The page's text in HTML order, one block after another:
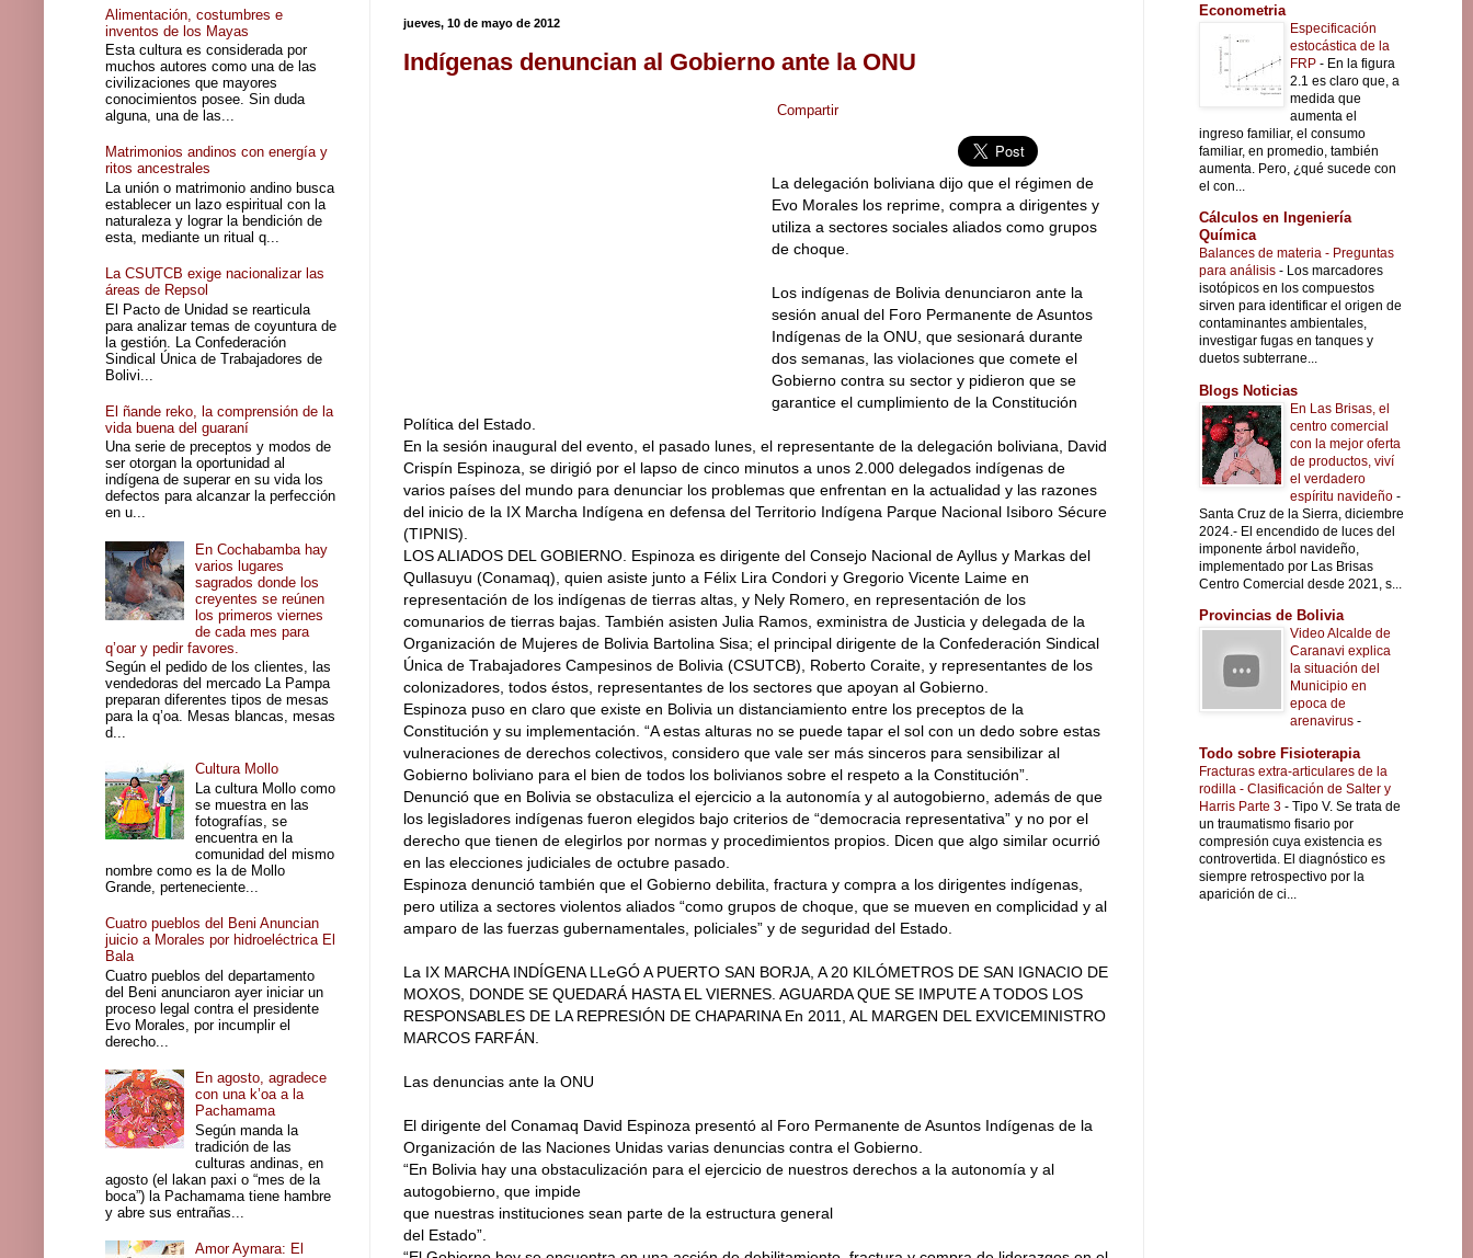
jueves, 10 de mayo de 2012
Indígenas denuncian al Gobierno ante la ONU
Compartir
La delegación boliviana dijo que el régimen de
Evo Morales los reprime, compra a dirigentes y
utiliza a sectores sociales aliados como grupos
de choque.
Los indígenas de Bolivia denunciaron ante la
sesión anual del Foro Permanente de Asuntos
Indígenas de la ONU, que sesionará durante
dos semanas, las violaciones que comete el
Gobierno contra su sector y pidieron que se
garantice el cumplimiento de la Constitución
Política del Estado.
En la sesión inaugural del evento, el pasado lunes, el representante de la delegación boliviana, David
Crispín Espinoza, se dirigió por el lapso de cinco minutos a unos 2.000 delegados indígenas de
varios países del mundo para denunciar los problemas que enfrentan en la actualidad y las razones
del inicio de la IX Marcha Indígena en defensa del Territorio Indígena Parque Nacional Isiboro Sécure
(TIPNIS).
LOS ALIADOS DEL GOBIERNO. Espinoza es dirigente del Consejo Nacional de Ayllus y Markas del
Qullasuyu (Conamaq), quien asiste junto a Félix Lira Condori y Gregorio Vicente Laime en
representación de los indígenas de tierras altas, y Nely Romero, en representación de los
comunarios de tierras bajas. También asisten Julia Ramos, exministra de Justicia y delegada de la
Organización de Mujeres de Bolivia Bartolina Sisa; el principal dirigente de la Confederación Sindical
Única de Trabajadores Campesinos de Bolivia (CSUTCB), Roberto Coraite, y representantes de los
colonizadores, todos éstos, representantes de los sectores que apoyan al Gobierno.
Espinoza puso en claro que existe en Bolivia un distanciamiento entre los preceptos de la
Constitución y su implementación. “A estas alturas no se puede tapar el sol con un dedo sobre estas
vulneraciones de derechos colectivos, considero que vale ser más sinceros para sensibilizar al
Gobierno boliviano para el bien de todos los bolivianos sobre el respeto a la Constitución”.
Denunció que en Bolivia se obstaculiza el ejercicio a la autonomía y al autogobierno, además de que
los legisladores indígenas fueron elegidos bajo criterios de “democracia representativa” y no por el
derecho que tienen de elegirlos por normas y procedimientos propios. Dicen que algo similar ocurrió
en las elecciones judiciales de octubre pasado.
Espinoza denunció también que el Gobierno debilita, fractura y compra a los dirigentes indígenas,
pero utiliza a sectores violentos aliados “como grupos de choque, que se mueven en complicidad y al
amparo de las fuerzas gubernamentales, policiales” y de seguridad del Estado.
La IX MARCHA INDÍGENA LLeGÓ A PUERTO SAN BORJA, A 20 KILÓMETROS DE SAN IGNACIO DE
MOXOS, DONDE SE QUEDARÁ HASTA EL VIERNES. AGUARDA QUE SE IMPUTE A TODOS LOS
RESPONSABLES DE LA REPRESIÓN DE CHAPARINA En 2011, AL MARGEN DEL EXVICEMINISTRO
MARCOS FARFÁN.
Las denuncias ante la ONU
El dirigente del Conamaq David Espinoza presentó al Foro Permanente de Asuntos Indígenas de la
Organización de las Naciones Unidas varias denuncias contra el Gobierno.
“En Bolivia hay una obstaculización para el ejercicio de nuestros derechos a la autonomía y al
autogobierno, que impide
que nuestras instituciones sean parte de la estructura general
del Estado”.
Alimentación, costumbres e
inventos de los Mayas
Esta cultura es considerada por
muchos autores como una de las
civilizaciones que mayores
conocimientos posee. Sin duda
alguna, una de las...
Matrimonios andinos con energía y
ritos ancestrales
La unión o matrimonio andino busca
establecer un lazo espiritual con la
naturaleza y lograr la bendición de
esta, mediante un ritual q...
La CSUTCB exige nacionalizar las
áreas de Repsol
El Pacto de Unidad se rearticula
para analizar temas de coyuntura de
la gestión. La Confederación
Sindical Única de Trabajadores de
Bolivi...
El ñande reko, la comprensión de la
vida buena del guaraní
Una serie de preceptos y modos de
ser otorgan la oportunidad al
indígena de superar en su vida los
defectos para alcanzar la perfección
en u...
En Cochabamba hay
varios lugares
sagrados donde los
creyentes se reúnen
los primeros viernes
de cada mes para
q’oar y pedir favores.
Según el pedido de los clientes, las
vendedoras del mercado La Pampa
preparan diferentes tipos de mesas
para la q’oa. Mesas blancas, mesas
d...
Cultura Mollo
La cultura Mollo como
se muestra en las
fotografías, se
encuentra en la
comunidad del mismo
nombre como es la de Mollo
Grande, perteneciente...
Cuatro pueblos del Beni Anuncian
juicio a Morales por hidroeléctrica El
Bala
Cuatro pueblos del departamento
del Beni anunciaron ayer iniciar un
proceso legal contra el presidente
Evo Morales, por incumplir el
derecho...
En agosto, agradece
con una k’oa a la
Pachamama
Según manda la
tradición de las
culturas andinas, en
agosto (el lakan paxi o “mes de la
boca”) la Pachamama tiene hambre
y abre sus entrañas...
Amor Aymara: El
Econometria
Especificación
estocástica de la
FRP - En la figura
2.1 es claro que, a
medida que
aumenta el
ingreso familiar, el consumo
familiar, en promedio, también
aumenta. Pero, ¿qué sucede con
el con...
Cálculos en Ingeniería
Química
Balances de materia - Preguntas
para análisis - Los marcadores
isotópicos en los compuestos
sirven para identificar el origen de
contaminantes ambientales,
investigar fugas en tanques y
duetos subterrane...
Blogs Noticias
En Las Brisas, el
centro comercial
con la mejor oferta
de productos, viví
el verdadero
espíritu navideño -
Santa Cruz de la Sierra, diciembre
2024.- El encendido de luces del
imponente árbol navideño,
implementado por Las Brisas
Centro Comercial desde 2021, s...
Provincias de Bolivia
Video Alcalde de
Caranavi explica
la situación del
Municipio en
epoca de
arenavirus -
Todo sobre Fisioterapia
Fracturas extra-articulares de la
rodilla - Clasificación de Salter y
Harris Parte 3 - Tipo V. Se trata de
un traumatismo fisario por
compresión cuya existencia es
controvertida. El diagnóstico es
siempre retrospectivo por la
aparición de ci...